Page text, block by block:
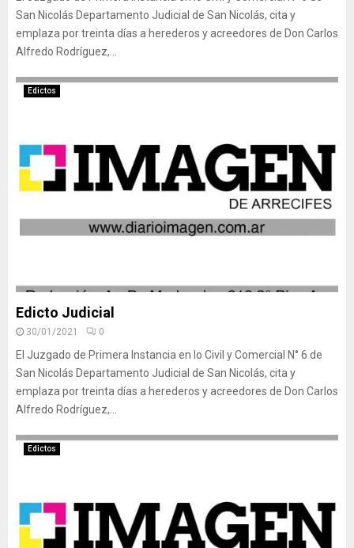
San Nicolás Departamento Judicial de San Nicolás, cita y
emplaza por treinta días a herederos y acreedores de Don Carlos
Alfredo Rodríguez,...
Edictos
Edicto Judicial
30/01/2021 0
El Juzgado de Primera Instancia en lo Civil y Comercial N° 6 de
San Nicolás Departamento Judicial de San Nicolás, cita y
emplaza por treinta días a herederos y acreedores de Don Carlos
Alfredo Rodríguez,...
Edictos